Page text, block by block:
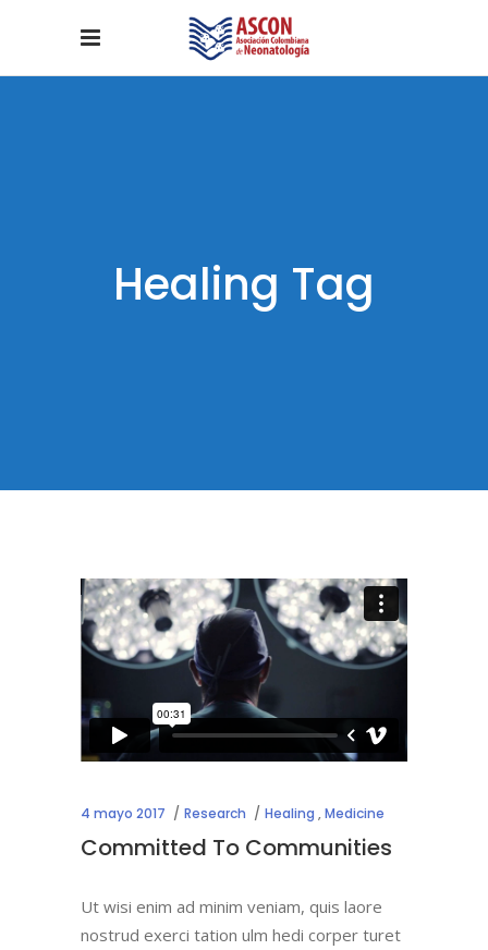
Healing Tag
4 mayo 2017 Research Healing ,Medicine
Committed To Communities
Ut wisi enim ad minim veniam, quis laore
nostrud exerci tation ulm hedi corper turet